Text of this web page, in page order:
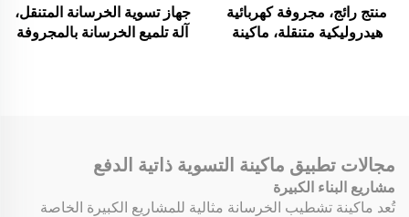
منتج رائج، مجروفة كهربائية
هيدروليكية متنقلة، ماكينة
جهاز تسوية الخرسانة المتنقل،
آلة تلميع الخرسانة بالمجروفة
مجالات تطبيق ماكينة التسوية ذاتية الدفع
مشاريع البناء الكبيرة
تُعد ماكينة تشطيب الخرسانة مثالية للمشاريع الكبيرة الخاصة